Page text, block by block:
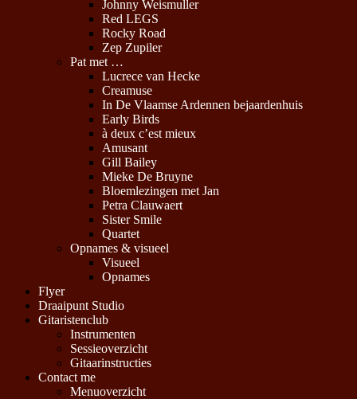
Johnny Weismuller
Red LEGS
Rocky Road
Zep Zupiler
Pat met …
Lucrece van Hecke
Creamuse
In De Vlaamse Ardennen bejaardenhuis
Early Birds
à deux c’est mieux
Amusant
Gill Bailey
Mieke De Bruyne
Bloemlezingen met Jan
Petra Clauwaert
Sister Smile
Quartet
Opnames & visueel
Visueel
Opnames
Flyer
Draaipunt Studio
Gitaristenclub
Instrumenten
Sessieoverzicht
Gitaarinstructies
Contact me
Menuoverzicht